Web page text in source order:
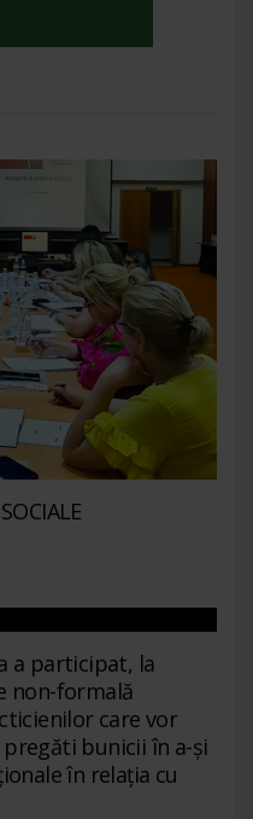
a participat, la
non-formală
care vor
bunicii în a-și
în relația cu